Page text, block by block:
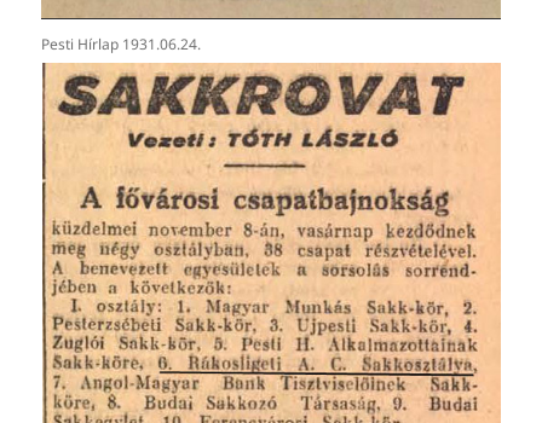
Pesti Hírlap 1931.06.24.